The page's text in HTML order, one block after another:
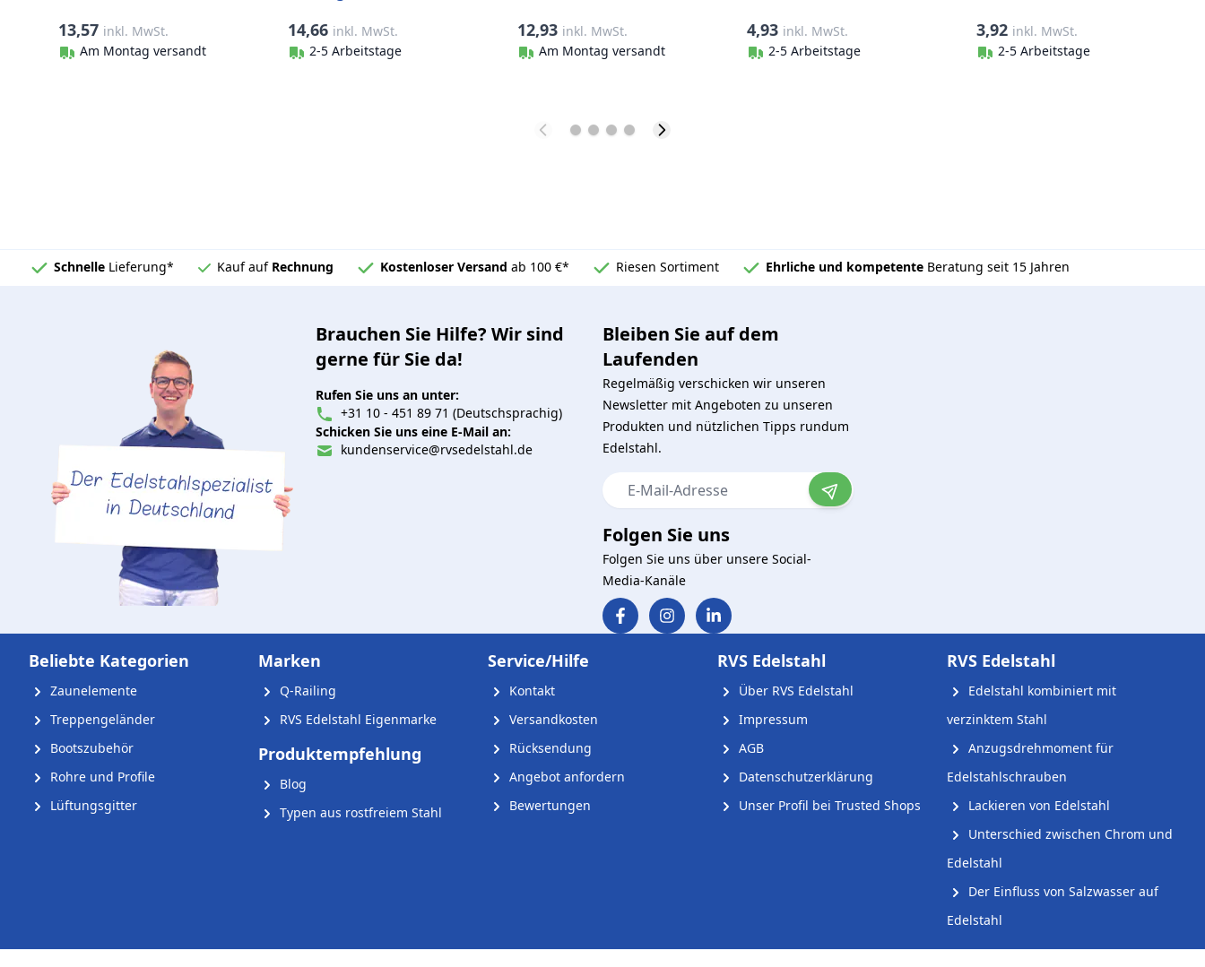
13,57 inkl. MwSt.
Am Montag versandt
Mutter Edelstahl-316
(A4)
14,66 inkl. MwSt.
2-5 Arbeitstage
12,93 inkl. MwSt.
Am Montag versandt
4,93 inkl. MwSt.
2-5 Arbeitstage
3,92 inkl. MwSt.
2-5 Arbeitstage
Schnelle Lieferung* Kauf auf Rechnung Kostenloser Versand ab 100 €* Riesen Sortiment Ehrliche und kompetente Beratung seit 15 Jahren
Brauchen Sie Hilfe? Wir sind
gerne für Sie da!
Rufen Sie uns an unter:
+31 10 - 451 89 71 (Deutschsprachig)
Schicken Sie uns eine E-Mail an:
kundenservice@rvsedelstahl.de
Bleiben Sie auf dem
Laufenden
Regelmäßig verschicken wir unseren
Newsletter mit Angeboten zu unseren
Produkten und nützlichen Tipps rundum
Edelstahl.
E-Mail-Adresse
Folgen Sie uns
Folgen Sie uns über unsere Social-
Media-Kanäle
Beliebte Kategorien
Zaunelemente
Treppengeländer
Bootszubehör
Rohre und Profile
Lüftungsgitter
Marken
Q-Railing
RVS Edelstahl Eigenmarke
Produktempfehlung
Blog
Typen aus rostfreiem Stahl
Service/Hilfe
Kontakt
Versandkosten
Rücksendung
Angebot anfordern
Bewertungen
RVS Edelstahl
Über RVS Edelstahl
Impressum
AGB
Datenschutzerklärung
Unser Profil bei Trusted Shops
RVS Edelstahl
Edelstahl kombiniert mit
verzinktem Stahl
Anzugsdrehmoment für
Edelstahlschrauben
Lackieren von Edelstahl
Unterschied zwischen Chrom und
Edelstahl
Der Einfluss von Salzwasser auf
Edelstahl